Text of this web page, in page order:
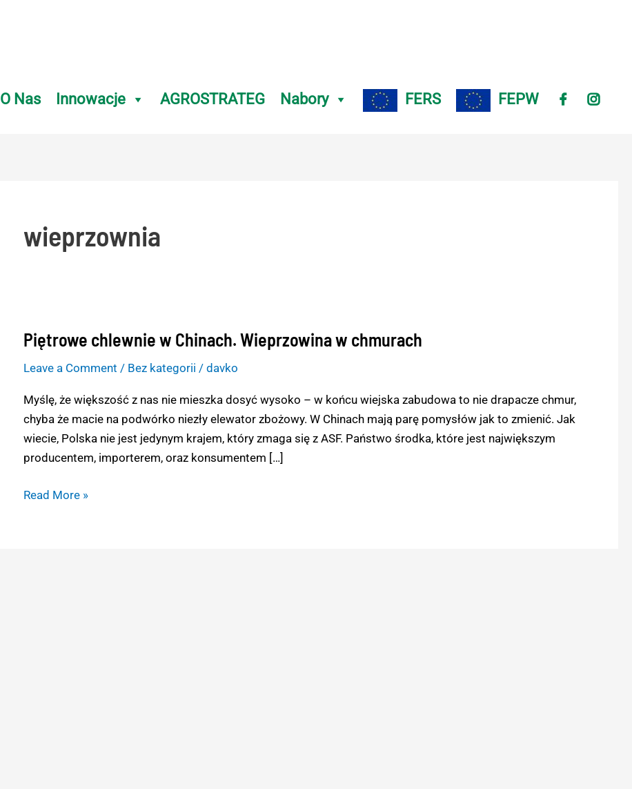
O Nas Innowacje AGROSTRATEG Nabory FERS FEPW
wieprzownia
Piętrowe chlewnie w Chinach. Wieprzowina w chmurach
Leave a Comment / Bez kategorii /davko
Myślę, że większość z nas nie mieszka dosyć wysoko – w końcu wiejska zabudowa to nie drapacze chmur,
chyba że macie na podwórko niezły elewator zbożowy. W Chinach mają parę pomysłów jak to zmienić. Jak
wiecie, Polska nie jest jedynym krajem, który zmaga się z ASF. Państwo środka, które jest największym
producentem, importerem, oraz konsumentem […]
Piętrowe
w
Chinach.
Wieprzowina
w
chmurach
Read More »